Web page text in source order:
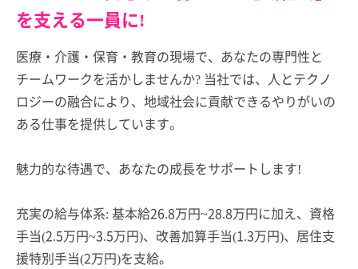
を支える一員に!
医療・介護・保育・教育の現場で、あなたの専門性と
チームワークを活かしませんか? 当社では、人とテクノ
ロジーの融合により、地域社会に貢献できるやりがいの
ある仕事を提供しています。
魅力的な待遇で、あなたの成長をサポートします!
充実の給与体系: 基本給26.8万円~28.8万円に加え、資格
手当(2.5万円~3.5万円)、改善加算手当(1.3万円)、居住支
援特別手当(2万円)を支給。